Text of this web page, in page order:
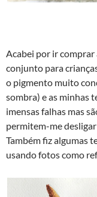
Acabei por ir comprar
conjunto para
o pigmento muito
sombra) e as minhas
imensas falhas mas
permitem-me
Também fiz algumas
usando fotos como